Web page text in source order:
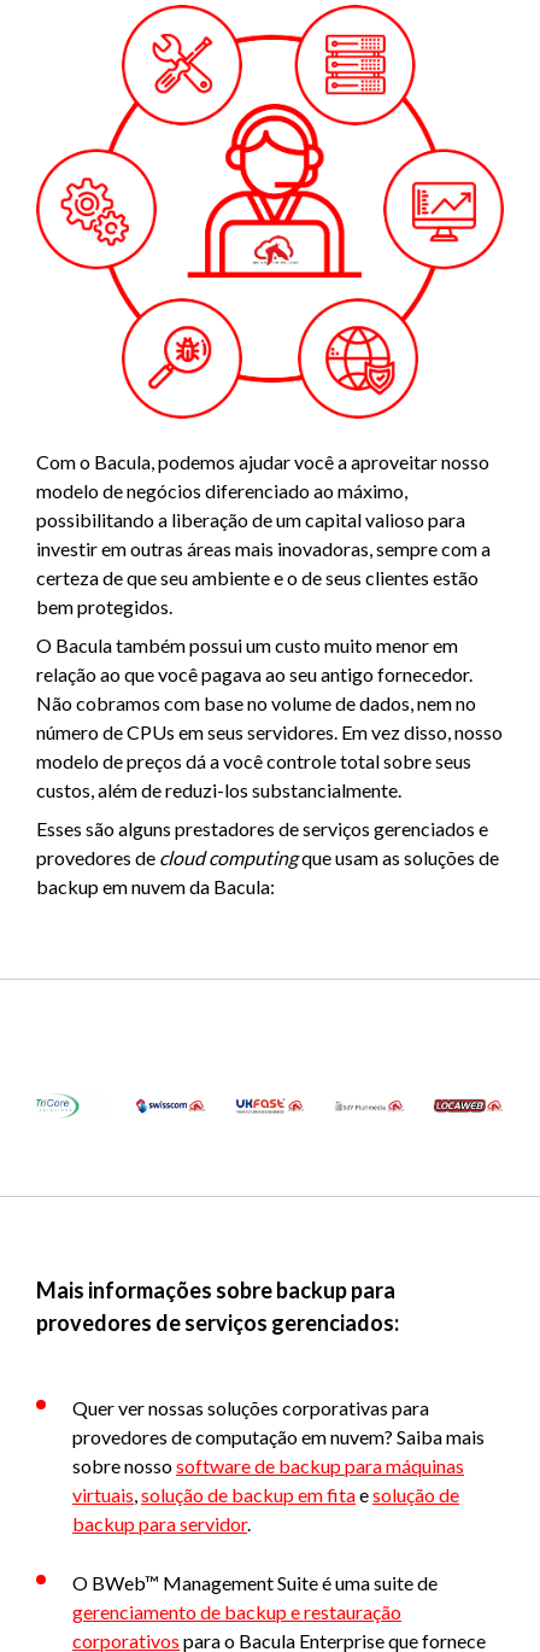
Com o Bacula, podemos ajudar você a aproveitar nosso
modelo de negócios diferenciado ao máximo,
possibilitando a liberação de um capital valioso para
investir em outras áreas mais inovadoras, sempre com a
certeza de que seu ambiente e o de seus clientes estão
bem protegidos.
O Bacula também possui um custo muito menor em
relação ao que você pagava ao seu antigo fornecedor.
Não cobramos com base no volume de dados, nem no
número de CPUs em seus servidores. Em vez disso, nosso
modelo de preços dá a você controle total sobre seus
custos, além de reduzi-los substancialmente.
Esses são alguns prestadores de serviços gerenciados e
provedores de cloud computingque usam as soluções de
backup em nuvem da Bacula:
Mais informações sobre backup para
provedores de serviços gerenciados:
Quer ver nossas soluções corporativas para
provedores de computação em nuvem? Saiba mais
sobre nossosoftware de backup para máquinas
virtuais solução de backup em fitaesolução de
backup para servidor.
O BWeb™ Management Suite é uma suite de
gerenciamento de backup e restauração
corporativos para o Bacula Enterprise que fornece